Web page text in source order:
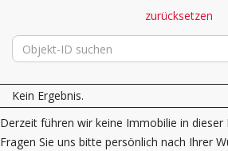
zurücksetzen
Kein Ergebnis.
Derzeit führen wir keine Immobilie in dieser
Fragen Sie uns bitte persönlich nach Ihrer